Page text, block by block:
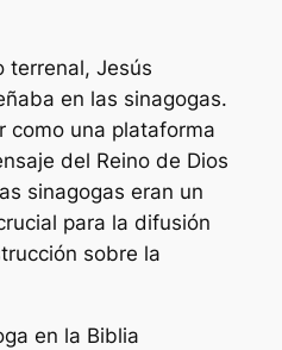
terrenal, Jesús
en las sinagogas.
como una plataforma
del Reino de Dios
sinagogas eran un
para la difusión
sobre la
en la Biblia